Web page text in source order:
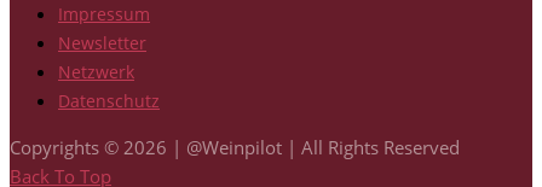
Impressum
Newsletter
Netzwerk
Datenschutz
Copyrights © 2026 | @Weinpilot | All Rights Reserved
Back To Top